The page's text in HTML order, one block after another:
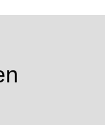
Fotografien,
Kontext von
wird auf die